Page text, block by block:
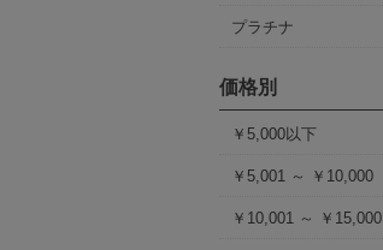
プラチナ
価格別
￥5,000以下
￥5,001 ～ ￥10,000
￥10,001 ～ ￥15,000